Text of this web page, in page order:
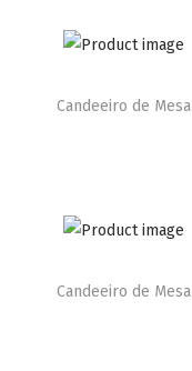
Candeeiro de Mesa
Candeeiro de Mesa